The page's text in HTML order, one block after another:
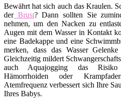
Bewährt hat sich auch das Kraulen.
derBrust? Dann sollten Sie
nehmen, um den Nacken zu
Augen mit dem Wasser in Kontakt
eine Badekappe und eine
merken, dass das Wasser
Gleichzeitig mildert
auch Aquajogging das Risiko
Hämorrhoiden oder
Atemfrequenz verbessert sich Ihre
Ihres Babys.